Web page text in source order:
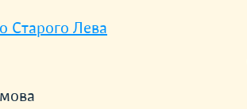
Старого Лева